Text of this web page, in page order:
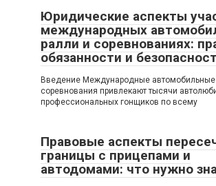
Юридические аспекты
международных
ралли и соревнованиях:
обязанности и
Введение Международные автомобильные
соревнования привлекают тысячи
профессиональных гонщиков по всему
Правовые аспекты
границы с прицепами и
автодомами: что нужно